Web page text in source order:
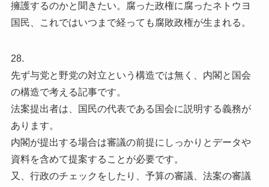
擁護するのかと聞きたい。腐った政権に腐ったネトウヨ
国民、これではいつまで経っても腐敗政権が生まれる。
28.
先ず与党と野党の対立という構造では無く、内閣と国会
の構造で考える記事です。
法案提出者は、国民の代表である国会に説明する義務が
あります。
内閣が提出する場合は審議の前提にしっかりとデータや
資料を含めて提案することが必要です。
又、行政のチェックをしたり、予算の審議、法案の審議